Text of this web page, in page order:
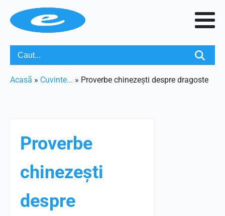
Acasã » Cuvinte... » Proverbe chinezești despre dragoste
Proverbe
chinezești
despre